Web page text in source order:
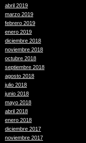
abril 2019
marzo 2019
febrero 2019
enero 2019
diciembre 2018
noviembre 2018
octubre 2018
septiembre 2018
agosto 2018
julio 2018
junio 2018
mayo 2018
abril 2018
enero 2018
diciembre 2017
noviembre 2017